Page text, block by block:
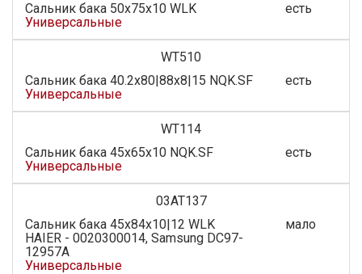
Сальник бака 50x75x10 WLK
Универсальные
есть
WT510
Сальник бака 40.2x80|88x8|15 NQK.SF
Универсальные
есть
WT114
Сальник бака 45x65x10 NQK.SF
Универсальные
есть
03AT137
Сальник бака 45x84x10|12 WLK
HAIER - 0020300014, Samsung DC97-
12957A
Универсальные
мало